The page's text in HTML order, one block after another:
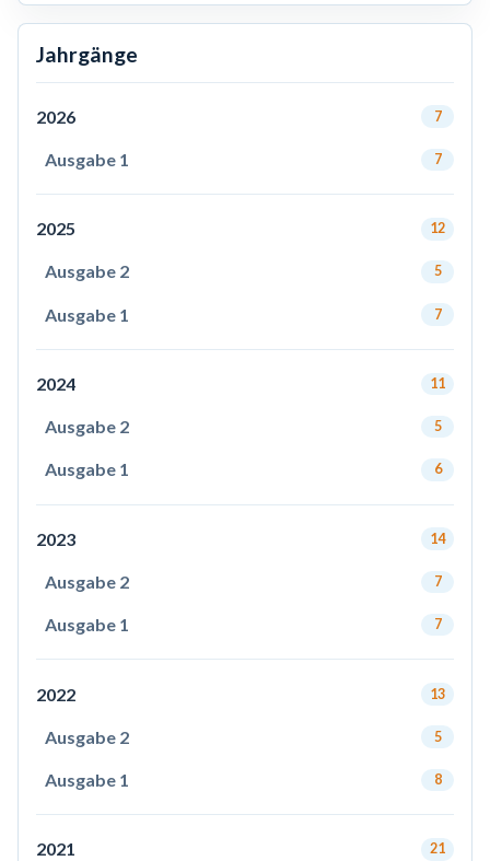
Jahrgänge
2026 7
Ausgabe 1 7
2025 12
Ausgabe 2 5
Ausgabe 1 7
2024 11
Ausgabe 2 5
Ausgabe 1 6
2023 14
Ausgabe 2 7
Ausgabe 1 7
2022 13
Ausgabe 2 5
Ausgabe 1 8
2021 21